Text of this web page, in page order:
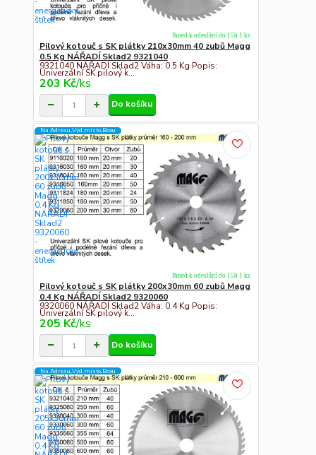
Pilový kotouč s SK plátky 210x30mm 40 zubů Magg
0.5 Kg NÁŘADÍ Sklad2 9321040
9321040 NÁŘADÍ Sklad2 Váha: 0.5 Kg Popis:
Univerzální SK pilový k...
203 Kč/ks
Ihned k odeslání do 15h 1 ks
Do košíku
Na Adresu,Výd.místo,Boxu
Pilový kotouč s SK plátky 200x30mm 60 zubů Magg
0.4 Kg NÁŘADÍ Sklad2 9320060
9320060 NÁŘADÍ Sklad2 Váha: 0.4 Kg Popis:
Univerzální SK pilový k...
205 Kč/ks
Ihned k odeslání do 15h 1 ks
Do košíku
Na Adresu,Výd.místo,Boxu